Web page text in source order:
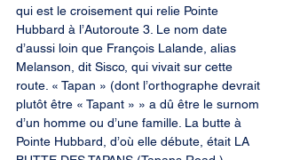
qui est le croisement qui relie Pointe
Hubbard à l’Autoroute 3. Le nom date
d’aussi loin que François Lalande, alias
Melanson, dit Sisco, qui vivait sur cette
route. « Tapan » (dont l’orthographe devrait
plutôt être « Tapant » » a dû être le surnom
d’un homme ou d’une famille. La butte à
Pointe Hubbard, d’où elle débute, était LA